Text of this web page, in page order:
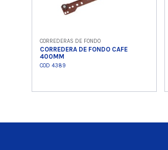
CORREDERAS DE FONDO
CORREDERA DE FONDO CAFE
400MM
COD 4389